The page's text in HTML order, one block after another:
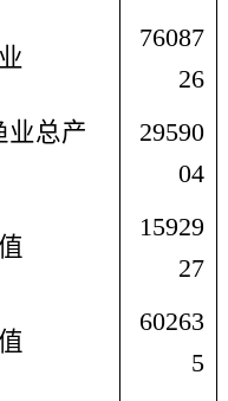
76087
26
业总产
29590
04
15929
27
60263
5